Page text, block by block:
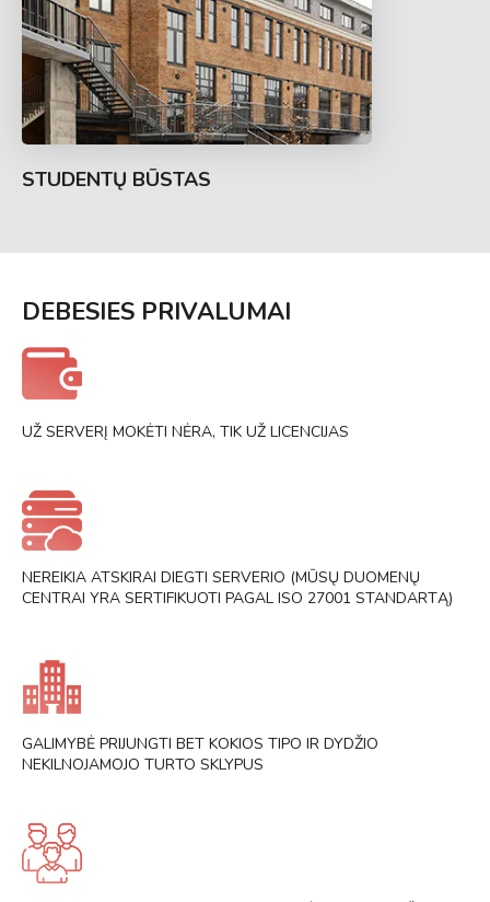
STUDENTŲ BŪSTAS
DEBESIES PRIVALUMAI
UŽ SERVERĮ MOKĖTI NĖRA, TIK UŽ LICENCIJAS
NEREIKIA ATSKIRAI DIEGTI SERVERIO (MŪSŲ DUOMENŲ
CENTRAI YRA SERTIFIKUOTI PAGAL ISO 27001 STANDARTĄ)
GALIMYBĖ PRIJUNGTI BET KOKIOS TIPO IR DYDŽIO
NEKILNOJAMOJO TURTO SKLYPUS